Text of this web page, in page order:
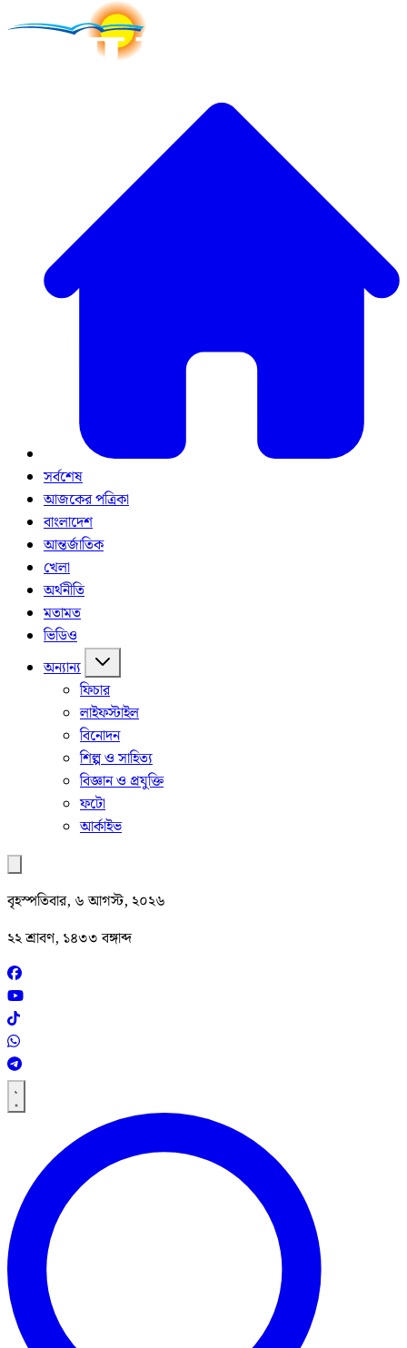
সর্বশেষ
আজকের পত্রিকা
বাংলাদেশ
আন্তর্জাতিক
খেলা
অর্থনীতি
মতামত
ভিডিও
অন্যান্য
ফিচার
লাইফস্টাইল
বিনোদন
শিল্প ও সাহিত্য
বিজ্ঞান ও প্রযুক্তি
ফটো
আর্কাইভ
বৃহস্পতিবার, ৬ আগস্ট, ২০২৬
২২ শ্রাবণ, ১৪৩৩ বঙ্গাব্দ